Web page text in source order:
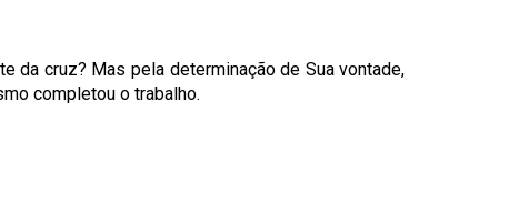
da cruz? Mas pela determinação de Sua vontade,
completou o trabalho.